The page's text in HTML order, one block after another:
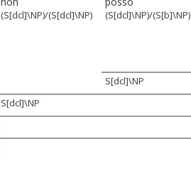
(S[dcl]\NP)/(S[dcl]\NP) (S[dcl]\NP)/(S[b]\NP)
S[dcl]\NP
S[dcl]\NP